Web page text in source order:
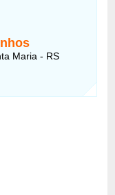
Maria - RS